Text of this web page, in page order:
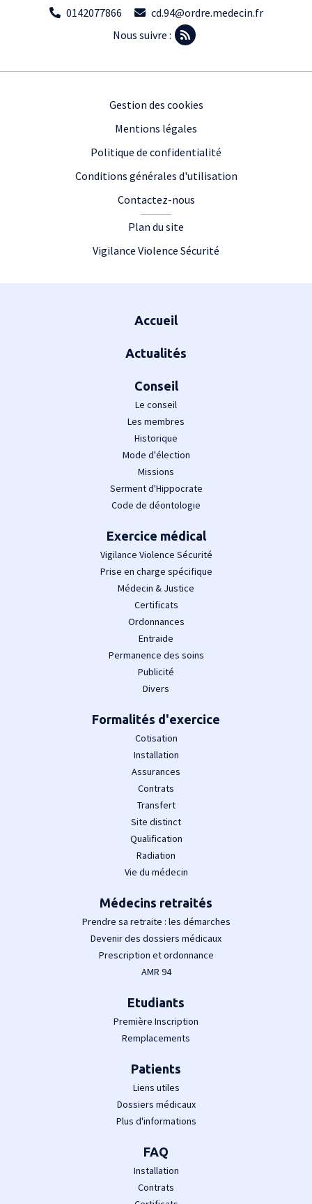
0142077866
cd.94@ordre.medecin.fr
Nous suivre :
Gestion des cookies
Mentions légales
Politique de confidentialité
Conditions générales d'utilisation
Contactez-nous
Plan du site
Vigilance Violence Sécurité
Accueil
Actualités
Conseil
Le conseil
Les membres
Historique
Mode d'élection
Missions
Serment d'Hippocrate
Code de déontologie
Exercice médical
Vigilance Violence Sécurité
Prise en charge spécifique
Médecin & Justice
Certificats
Ordonnances
Entraide
Permanence des soins
Publicité
Divers
Formalités d'exercice
Cotisation
Installation
Assurances
Contrats
Transfert
Site distinct
Qualification
Radiation
Vie du médecin
Médecins retraités
Prendre sa retraite : les démarches
Devenir des dossiers médicaux
Prescription et ordonnance
AMR 94
Etudiants
Première Inscription
Remplacements
Patients
Liens utiles
Dossiers médicaux
Plus d'informations
FAQ
Installation
Contrats